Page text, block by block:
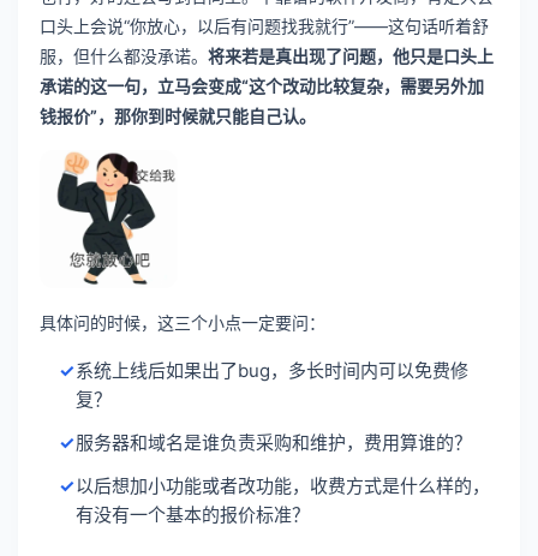
口头上会说“你放心，以后有问题找我就行”——这句话听着舒
服，但什么都没承诺。 将来若是真出现了问题，他只是口头上
承诺的这一句，立马会变成“这个改动比较复杂，需要另外加
钱报价”，那你到时候就只能自己认。
具体问的时候，这三个小点一定要问：
系统上线后如果出了bug，多长时间内可以免费修
复？
服务器和域名是谁负责采购和维护，费用算谁的？
以后想加小功能或者改功能，收费方式是什么样的，
有没有一个基本的报价标准？